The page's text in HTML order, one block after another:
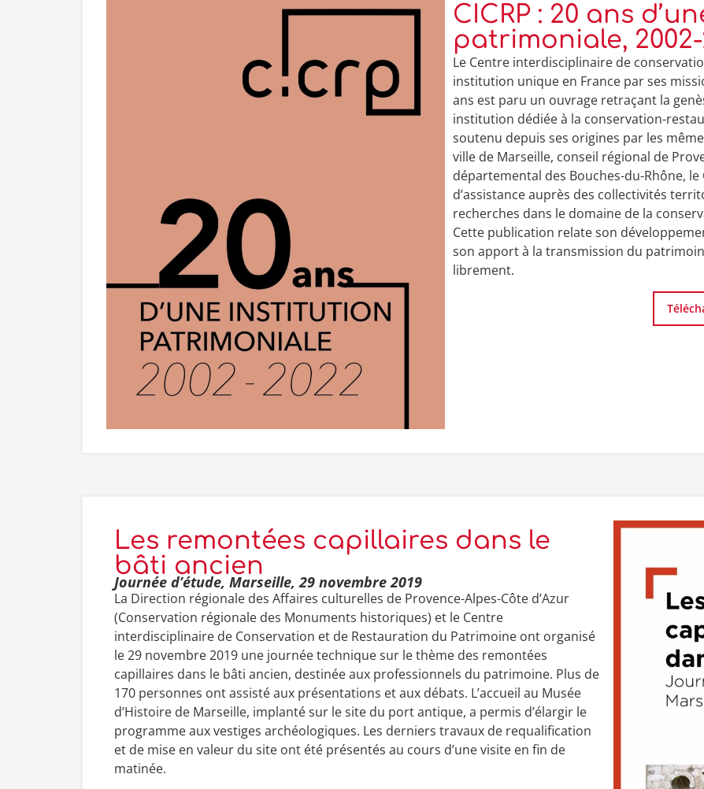
CICRP : 20 ans
patrimoniale, 2002-
Le Centre interdisciplinaire de
institution unique en France par ses
ans est paru un ouvrage retraçant la
institution dédiée à la conservation-
soutenu depuis ses origines par les
ville de Marseille, conseil régional de
départemental des Bouches-du-Rhône, le
d’assistance auprès des collectivités
recherches dans le domaine de la
Cette publication relate son
son apport à la transmission du
librement.
Les remontées capillaires dans le
bâti ancien
Journée d’étude, Marseille, 29 novembre 2019
La Direction régionale des Affaires culturelles de Provence-Alpes-Côte d’Azur
(Conservation régionale des Monuments historiques) et le Centre
interdisciplinaire de Conservation et de Restauration du Patrimoine ont organisé
le 29 novembre 2019 une journée technique sur le thème des remontées
capillaires dans le bâti ancien, destinée aux professionnels du patrimoine. Plus de
170 personnes ont assisté aux présentations et aux débats. L’accueil au Musée
d’Histoire de Marseille, implanté sur le site du port antique, a permis d’élargir le
programme aux vestiges archéologiques. Les derniers travaux de requalification
et de mise en valeur du site ont été présentés au cours d’une visite en fin de
matinée.